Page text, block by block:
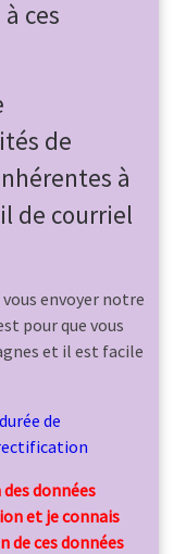
ces
de
à
de courriel
envoyer notre
pour que vous
et il est facile
de
données
et je connais
de ces données